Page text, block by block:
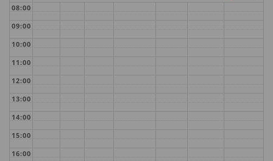
08:00
09:00
10:00
11:00
12:00
13:00
14:00
15:00
16:00